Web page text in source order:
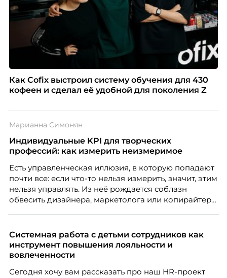
Как Cofix выстроил систему обучения для 430
кофеен и сделал её удобной для поколения Z
Марианна Симонян
Индивидуальные KPI для творческих
профессий: как измерить неизмеримое
Есть управленческая иллюзия, в которую попадают
почти все: если что-то нельзя измерить, значит, этим
нельзя управлять. Из неё рождается соблазн
обвесить дизайнера, маркетолога или копирайтера
Проблема в том, что так мы измеряем не ценность,
а движение. А творческая работа — это тот редкий
случай, где движение и результат могут не
Системная работа с детьми сотрудников как
инструмент повышения лояльности и
вовлеченности
Сегодня хочу вам рассказать про наш HR-проект